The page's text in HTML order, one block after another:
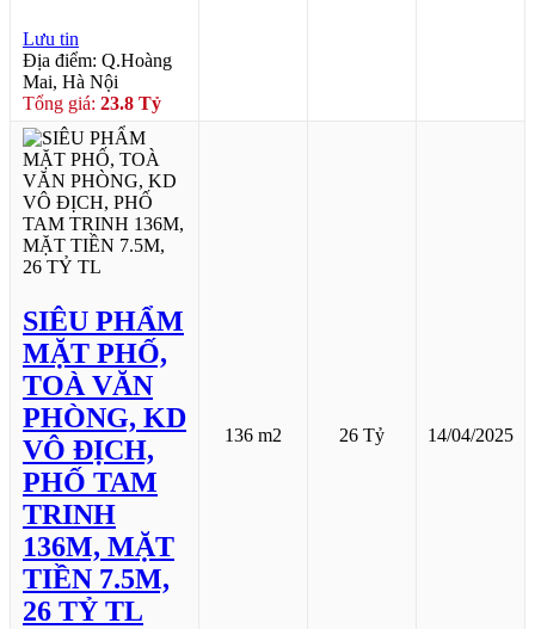
Lưu tin
Địa điểm: Q.Hoàng
Mai, Hà Nội
Tổng giá: 23.8 Tỷ
SIÊU PHẨM
MẶT PHỐ,
TOÀ VĂN
PHÒNG, KD
VÔ ĐỊCH,
PHỐ TAM
TRINH
136M, MẶT
TIỀN 7.5M,
26 TỶ TL
136 m2 26 Tỷ 14/04/2025